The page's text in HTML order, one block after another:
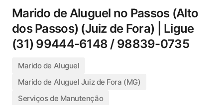
Marido de Aluguel no Passos (Alto
dos Passos) (Juiz de Fora) | Ligue
(31) 99444-6148 / 98839-0735
Marido de Aluguel
Marido de Aluguel Juiz de Fora (MG)
Serviços de Manutenção